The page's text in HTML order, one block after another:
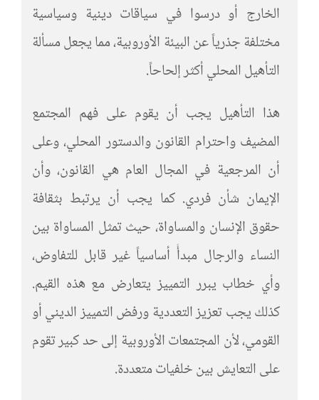
الخارج أو درسوا في سياقات دينية وسياسية
مختلفة جذرياً عن البيئة الأوروبية، مما يجعل مسألة
التأهيل المحلي أكثر إلحاحاً.
هذا التأهيل يجب أن يقوم على فهم المجتمع
المضيف واحترام القانون والدستور المحلي، وعلى
أن المرجعية في المجال العام هي القانون، وأن
الإيمان شأن فردي. كما يجب أن يرتبط بثقافة
حقوق الإنسان والمساواة، حيث تمثل المساواة بين
النساء والرجال مبدأً أساسياً غير قابل للتفاوض،
وأي خطاب يبرر التمييز يتعارض مع هذه القيم.
كذلك يجب تعزيز التعددية ورفض التمييز الديني أو
القومي، لأن المجتمعات الأوروبية إلى حد كبير تقوم
على التعايش بين خلفيات متعددة.